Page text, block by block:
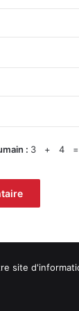
: 3 + 4
site